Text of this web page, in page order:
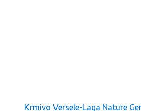
Krmivo Versele-Laga Nature